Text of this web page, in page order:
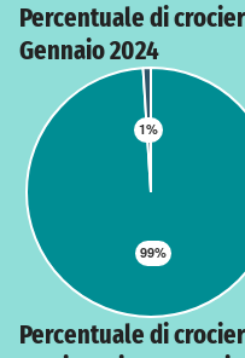
Percentuale di
Gennaio 2024
Percentuale di